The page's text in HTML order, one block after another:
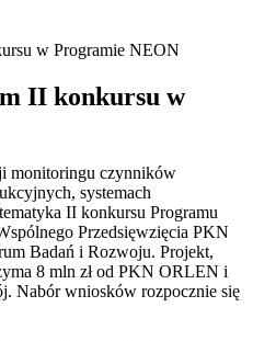
w Programie NEON
II konkursu w
monitoringu czynników
systemach
II konkursu Programu
Przedsięwzięcia PKN
Badań i Rozwoju. Projekt,
8 mln zł od PKN ORLEN i
Nabór wniosków rozpocznie się